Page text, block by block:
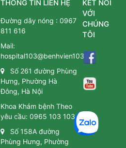
THÔNG TIN LIÊN HỆ
Đường dây nóng :0967
811 616
Mail:
hospital103@benhvien103.vn
Số 261 đường Phùng
Hưng, Phường Hà
Đông, Hà Nội
Khoa Khám bệnh Theo
yêu cầu:0965 103 103
Số 158A đường
Phùng Hưng, Phường
KẾT NỐI
VỚI
CHÚNG
TÔI